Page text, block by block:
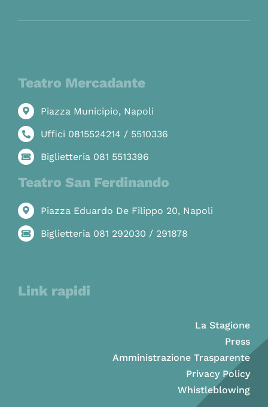
Teatro Mercadante
Piazza Municipio, Napoli
Uffici 0815524214 / 5510336
Biglietteria 081 5513396
Teatro San Ferdinando
Piazza Eduardo De Filippo 20, Napoli
Biglietteria 081 292030 / 291878
Link rapidi
La Stagione
Press
Amministrazione Trasparente
Privacy Policy
Whistleblowing